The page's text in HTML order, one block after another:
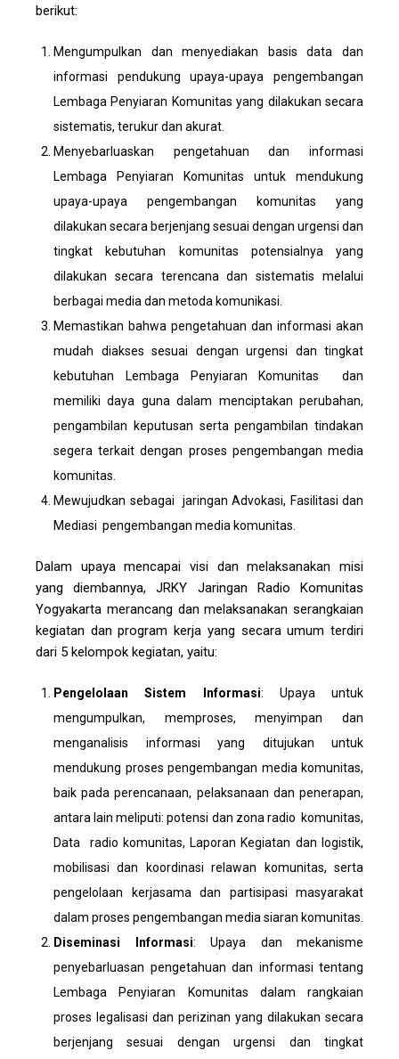
berikut:
Mengumpulkan dan menyediakan basis data dan
informasi pendukung upaya-upaya pengembangan
Lembaga Penyiaran Komunitas yang dilakukan secara
sistematis, terukur dan akurat.
Menyebarluaskan pengetahuan dan informasi
Lembaga Penyiaran Komunitas untuk mendukung
upaya-upaya pengembangan komunitas yang
dilakukan secara berjenjang sesuai dengan urgensi dan
tingkat kebutuhan komunitas potensialnya yang
dilakukan secara terencana dan sistematis melalui
berbagai media dan metoda komunikasi.
Memastikan bahwa pengetahuan dan informasi akan
mudah diakses sesuai dengan urgensi dan tingkat
kebutuhan Lembaga Penyiaran Komunitas dan
memiliki daya guna dalam menciptakan perubahan,
pengambilan keputusan serta pengambilan tindakan
segera terkait dengan proses pengembangan media
komunitas.
Mewujudkan sebagai jaringan Advokasi, Fasilitasi dan
Mediasi pengembangan media komunitas.
Dalam upaya mencapai visi dan melaksanakan misi
yang diembannya, JRKY Jaringan Radio Komunitas
Yogyakarta merancang dan melaksanakan serangkaian
kegiatan dan program kerja yang secara umum terdiri
dari 5 kelompok kegiatan, yaitu:
Pengelolaan Sistem Informasi: Upaya untuk
mengumpulkan, memproses, menyimpan dan
menganalisis informasi yang ditujukan untuk
mendukung proses pengembangan media komunitas,
baik pada perencanaan, pelaksanaan dan penerapan,
antara lain meliputi: potensi dan zona radio komunitas,
Data radio komunitas, Laporan Kegiatan dan logistik,
mobilisasi dan koordinasi relawan komunitas, serta
pengelolaan kerjasama dan partisipasi masyarakat
dalam proses pengembangan media siaran komunitas.
Diseminasi Informasi: Upaya dan mekanisme
penyebarluasan pengetahuan dan informasi tentang
Lembaga Penyiaran Komunitas dalam rangkaian
proses legalisasi dan perizinan yang dilakukan secara
berjenjang sesuai dengan urgensi dan tingkat